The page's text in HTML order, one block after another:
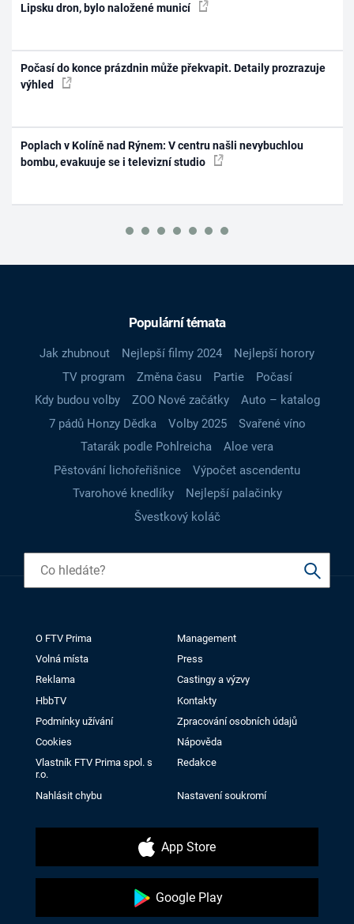
Lipsku dron, bylo naložené municí
Počasí do konce prázdnin může překvapit. Detaily prozrazuje
výhled
Poplach v Kolíně nad Rýnem: V centru našli nevybuchlou
bombu, evakuuje se i televizní studio
Populární témata
Jak zhubnout Nejlepší filmy 2024
Nejlepší horory
TV program
Změna času Partie
Počasí
Kdy budou volby
ZOO Nové začátky
Auto – katalog
7 pádů Honzy Dědka
Volby 2025
Svařené víno
Tatarák podle Pohlreicha
Aloe vera
Pěstování lichořeřišnice
Výpočet ascendentu
Tvarohové knedlíky
Nejlepší palačinky
Švestkový koláč
O FTV Prima
Management
Volná místa
Press
Reklama
Castingy a výzvy
HbbTV
Kontakty
Podmínky užívání
Zpracování osobních údajů
Cookies
Nápověda
Vlastník FTV Prima spol. s
r.o.
Redakce
Nahlásit chybu Nastavení soukromí
App Store
Google Play